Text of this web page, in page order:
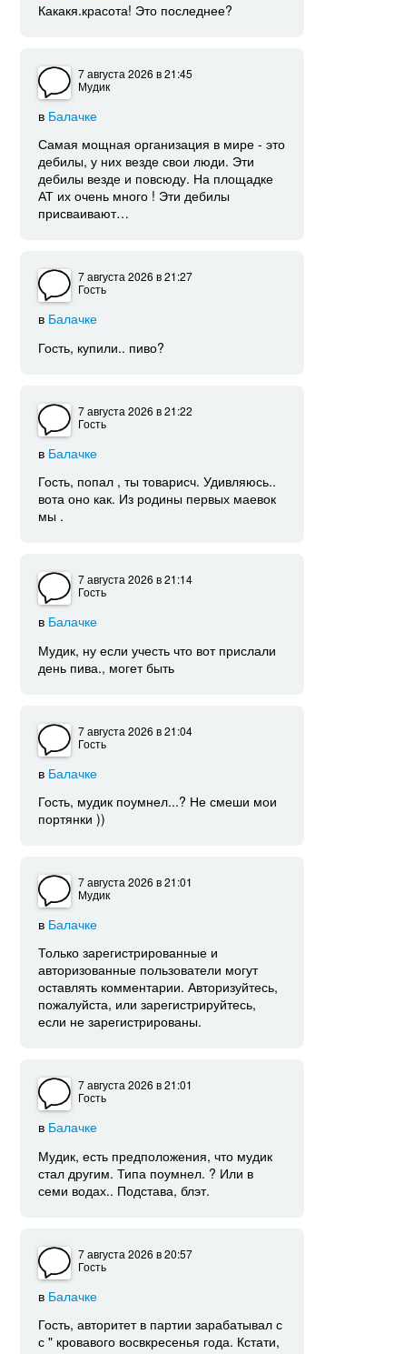
Какакя.красота! Это последнее?
7 августа 2026в 21:45
Мудик
в Балачке
Самая мощная организация в мире - это
дебилы, у них везде свои люди. Эти
дебилы везде и повсюду. На площадке
АТ их очень много ! Эти дебилы
присваивают…
7 августа 2026в 21:27
Гость
в Балачке
Гость, купили.. пиво?
7 августа 2026в 21:22
Гость
в Балачке
Гость, попал , ты товарисч. Удивляюсь..
вота оно как. Из родины первых маевок
мы .
7 августа 2026в 21:14
Гость
в Балачке
Мудик, ну если учесть что вот прислали
день пива., могет быть
7 августа 2026в 21:04
Гость
в Балачке
Гость, мудик поумнел...? Не смеши мои
портянки ))
7 августа 2026в 21:01
Мудик
в Балачке
Только зарегистрированные и
авторизованные пользователи могут
оставлять комментарии. Авторизуйтесь,
пожалуйста, или зарегистрируйтесь,
если не зарегистрированы.
7 августа 2026в 21:01
Гость
в Балачке
Мудик, есть предположения, что мудик
стал другим. Типа поумнел. ? Или в
семи водах.. Подстава, блэт.
7 августа 2026в 20:57
Гость
в Балачке
Гость, авторитет в партии зарабатывал с
с " кровавого восвкресенья года. Кстати,